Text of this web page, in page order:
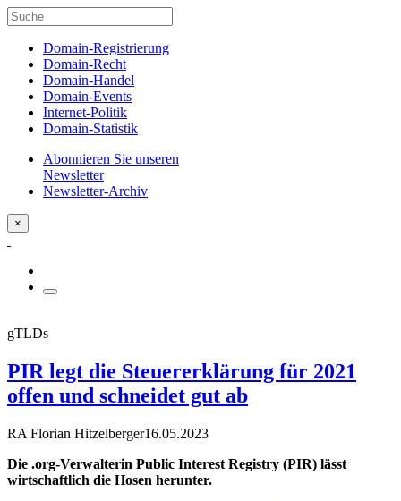
Domain-Registrierung
Domain-Recht
Domain-Handel
Domain-Events
Internet-Politik
Domain-Statistik
Abonnieren Sie unseren
Newsletter
Newsletter-Archiv
×
gTLDs
PIR legt die Steuererklärung für 2021
offen und schneidet gut ab
RA Florian Hitzelberger16.05.2023
Die .org-Verwalterin Public Interest Registry (PIR) lässt
wirtschaftlich die Hosen herunter.